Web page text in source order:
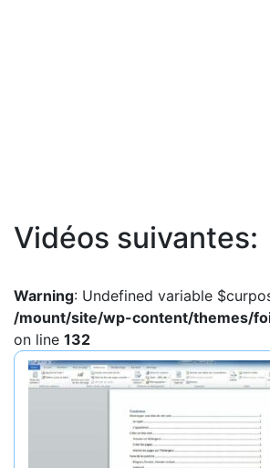
Vidéos suivantes:
Warning: Undefined variable
/mount/site/wp-content/themes/
on line 132